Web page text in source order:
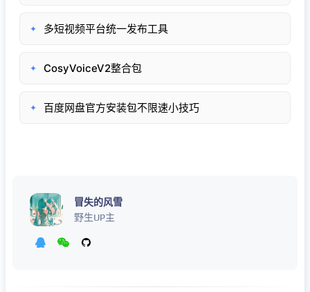
✦ 多短视频平台统一发布工具
✦ CosyVoiceV2整合包
✦ 百度网盘官方安装包不限速小技巧
冒失的风雪
野生UP主